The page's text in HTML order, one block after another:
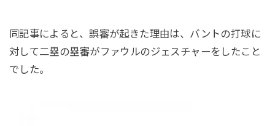
同記事によると、誤審が起きた理由は、バントの打球に
対して二塁の塁審がファウルのジェスチャーをしたこと
でした。